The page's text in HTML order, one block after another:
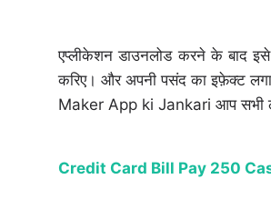
एप्लीकेशन डाउनलोड करने के बाद
करिए। और अपनी पसंद का इफ़ेक्ट
Maker App ki Jankari आप सभी
Credit Card Bill Pay 250